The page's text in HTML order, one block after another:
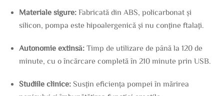
Materiale sigure: Fabricată din ABS, policarbonat și
silicon, pompa este hipoalergenică și nu conține ftalați.
Autonomie extinsă: Timp de utilizare de până la 120 de
minute, cu o încărcare completă în 210 minute prin USB.
Studiile clinice: Susțin eficiența pompei în mărirea